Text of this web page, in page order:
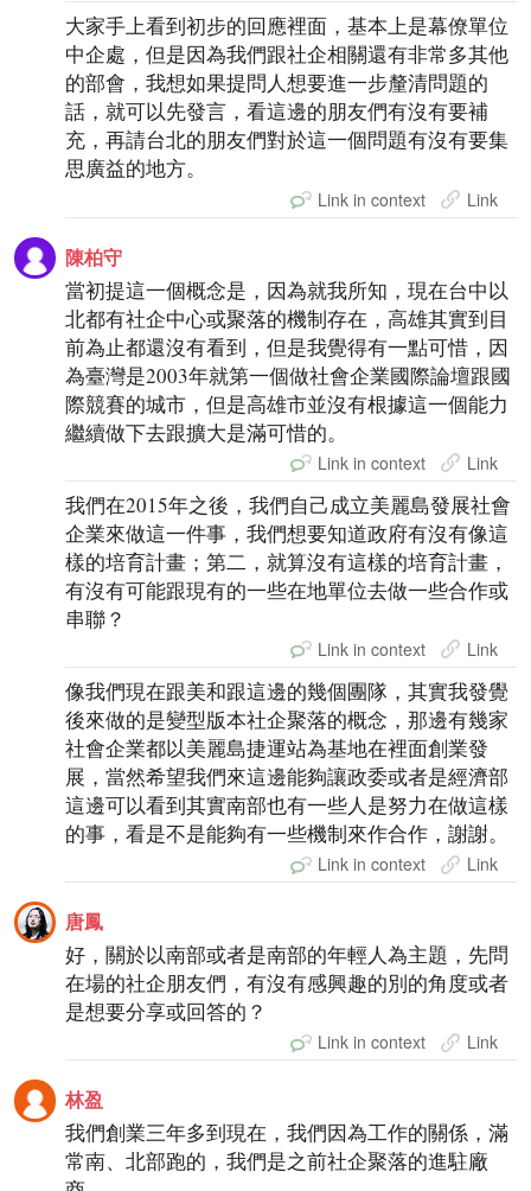
大家手上看到初步的回應裡面，基本上是幕僚單位
中企處，但是因為我們跟社企相關還有非常多其他
的部會，我想如果提問人想要進一步釐清問題的
話，就可以先發言，看這邊的朋友們有沒有要補
充，再請台北的朋友們對於這一個問題有沒有要集
思廣益的地方。
Link in context Link
陳柏守
當初提這一個概念是，因為就我所知，現在台中以
北都有社企中心或聚落的機制存在，高雄其實到目
前為止都還沒有看到，但是我覺得有一點可惜，因
為臺灣是2003年就第一個做社會企業國際論壇跟國
際競賽的城市，但是高雄市並沒有根據這一個能力
繼續做下去跟擴大是滿可惜的。
Link in context Link
我們在2015年之後，我們自己成立美麗島發展社會
企業來做這一件事，我們想要知道政府有沒有像這
樣的培育計畫；第二，就算沒有這樣的培育計畫，
有沒有可能跟現有的一些在地單位去做一些合作或
串聯？
Link in context Link
像我們現在跟美和跟這邊的幾個團隊，其實我發覺
後來做的是變型版本社企聚落的概念，那邊有幾家
社會企業都以美麗島捷運站為基地在裡面創業發
展，當然希望我們來這邊能夠讓政委或者是經濟部
這邊可以看到其實南部也有一些人是努力在做這樣
的事，看是不是能夠有一些機制來作合作，謝謝。
Link in context Link
唐鳳
好，關於以南部或者是南部的年輕人為主題，先問
在場的社企朋友們，有沒有感興趣的別的角度或者
是想要分享或回答的？
Link in context Link
林盈
我們創業三年多到現在，我們因為工作的關係，滿
常南、北部跑的，我們是之前社企聚落的進駐廠